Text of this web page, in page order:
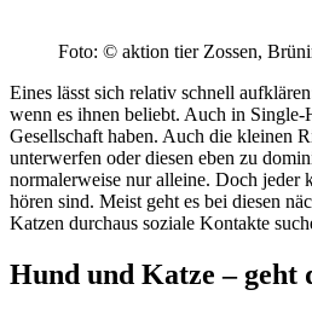
Foto: © aktion tier Zossen,
Eines lässt sich relativ schnell
wenn es ihnen beliebt. Auch in Single-
Gesellschaft haben. Auch die kleinen
unterwerfen oder diesen eben zu
normalerweise nur alleine. Doch jeder
hören sind. Meist geht es bei diesen
Katzen durchaus soziale Kontakte
Hund und Katze – geht